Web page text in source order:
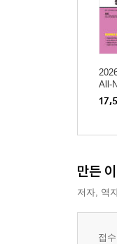
All-
라
통
만든
저자, 역
접